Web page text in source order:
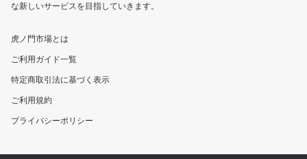
な新しいサービスを目指していきます。
虎ノ門市場とは
ご利用ガイド一覧
特定商取引法に基づく表示
ご利用規約
プライバシーポリシー